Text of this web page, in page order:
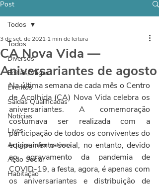
Post
Todos
Diversos
Editais/Vagas
Eventos
Saídas Qualificadas
Notícias
Lives
Artigos informativos
Ação Social
Habitação
Todos
CA Nova Vida —
Aniversariantes de agosto
3 de set. de 2021 1 min de leitura
Na última semana de cada mês o Centro
de Acolhida (CA) Nova Vida celebra os
aniversariantes. A comemoração
costumava ser realizada com a
participação de todos os conviventes do
equipamento social; no entanto, devido
ao agravamento da pandemia de
COVID-19, a festa, agora, é apenas com
os aniversariantes e distribuição de